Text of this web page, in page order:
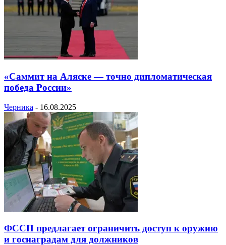
«Саммит на Аляске — точно дипломатическая
победа России»
Черника - 16.08.2025
ФССП предлагает ограничить доступ к оружию
и госнаградам для должников